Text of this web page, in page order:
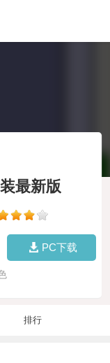
最新版
PC下载
排行